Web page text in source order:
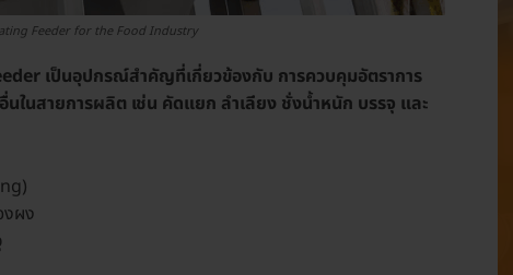
Feeder for the Food Industry
เป็นอุปกรณ์สำคัญที่เกี่ยวข้องกับ การควบคุมอัตราการ
ในสายการผลิต เช่น คัดแยก ลำเลียง ชั่งน้ำหนัก บรรจุ และ
งผง